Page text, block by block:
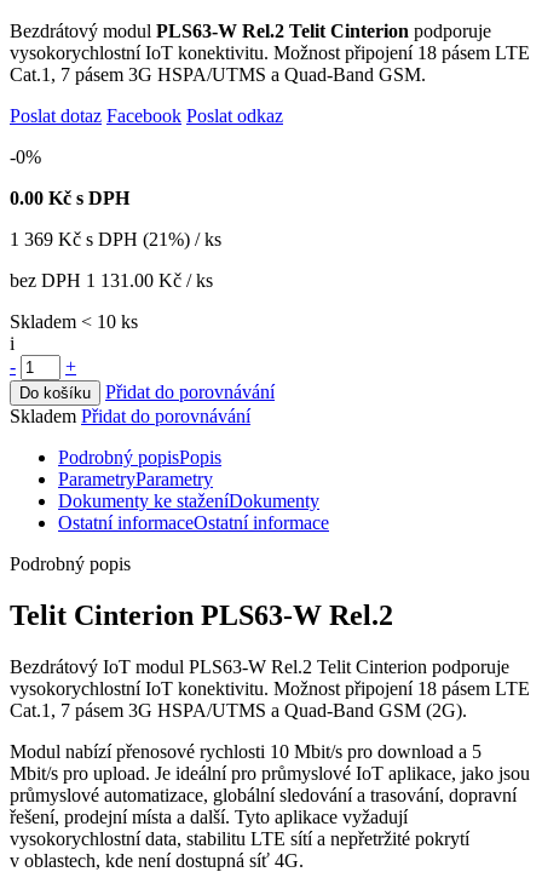
Bezdrátový modul PLS63-W Rel.2 Telit Cinterion podporuje
vysokorychlostní IoT konektivitu. Možnost připojení 18 pásem LTE
Cat.1, 7 pásem 3G HSPA/UTMS a Quad-Band GSM.
Poslat dotaz Facebook Poslat odkaz
-0%
0.00 Kč s DPH
1 369 Kč s DPH (21%) / ks
bez DPH 1 131.00 Kč / ks
Skladem < 10 ks
i
-
+
Do košíku
Přidat do porovnávání
Skladem Přidat do porovnávání
Podrobný popisPopis
ParametryParametry
Dokumenty ke staženíDokumenty
Ostatní informaceOstatní informace
Podrobný popis
Telit Cinterion PLS63-W Rel.2
Bezdrátový IoT modul PLS63-W Rel.2 Telit Cinterion podporuje
vysokorychlostníIoT konektivitu. Možnost připojení 18 pásem LTE
Cat.1, 7 pásem 3G HSPA/UTMS a Quad-Band GSM (2G).
Modul nabízí přenosové rychlosti 10 Mbit/s pro download a 5
Mbit/s pro upload. Je ideální pro průmyslové IoT aplikace, jako jsou
průmyslové automatizace, globální sledování a trasování, dopravní
řešení, prodejní místa a další. Tyto aplikace vyžadují
vysokorychlostní data, stabilitu LTE sítí a nepřetržité pokrytí
v oblastech, kde není dostupná síť 4G.